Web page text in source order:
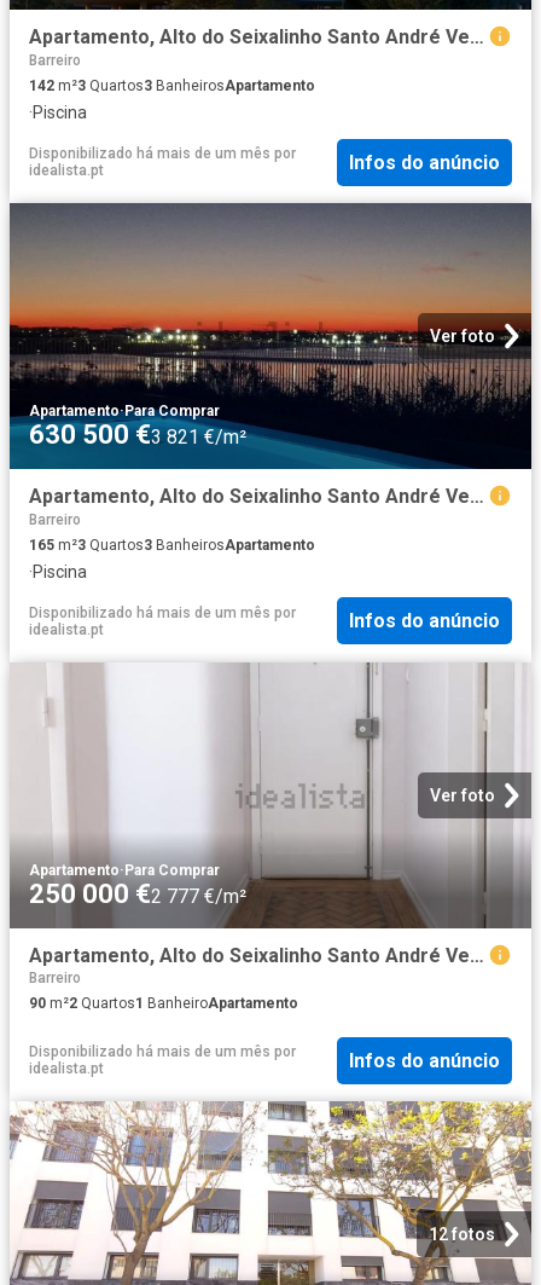
Apartamento, Alto do Seixalinho Santo André Verderena
Barreiro
142 m²3 Quartos3 BanheirosApartamento
·Piscina
Disponibilizado há mais de um mês por
idealista.pt
Infos do anúncio
Ver foto
Apartamento·Para Comprar
630 500 €3 821 €/m²
Apartamento, Alto do Seixalinho Santo André Verderena
Barreiro
165 m²3 Quartos3 BanheirosApartamento
·Piscina
Disponibilizado há mais de um mês por
idealista.pt
Infos do anúncio
Ver foto
Apartamento·Para Comprar
250 000 €2 777 €/m²
Apartamento, Alto do Seixalinho Santo André Verderena
Barreiro
90 m²2 Quartos1 BanheiroApartamento
Disponibilizado há mais de um mês por
idealista.pt
Infos do anúncio
12 fotos